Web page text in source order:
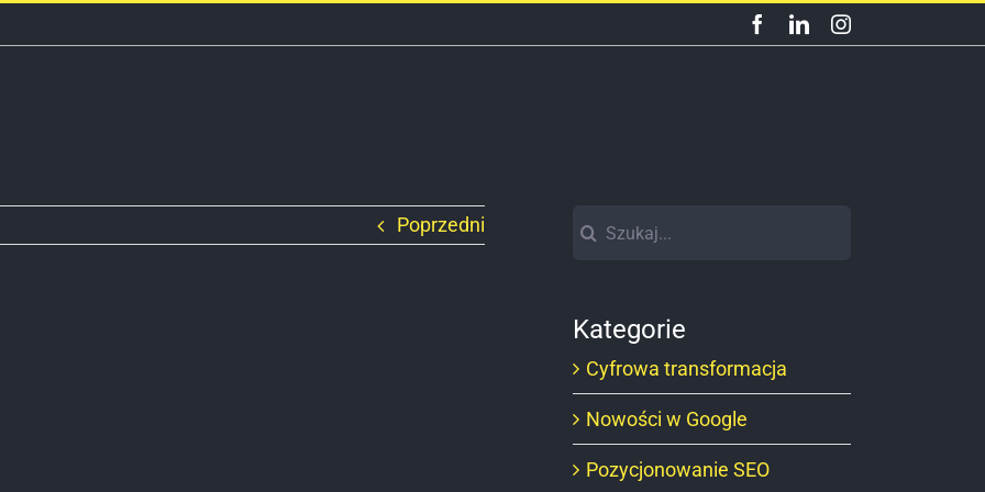
Facebook
LinkedInInstagram
Poprzedni
Kategorie
Cyfrowa transformacja
Nowości w Google
Pozycjonowanie SEO